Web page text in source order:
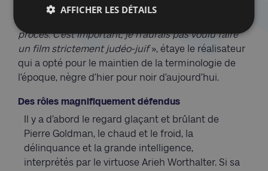
avait compris la proximité entre tous les opprimés.
procès. C’est important, je n’aurais pas voulu faire
un film strictement judéo-juif», étaye le réalisateur
qui a opté pour le maintien de la terminologie de
l’époque, nègre d’hier pour noir d’aujourd’hui.
Des rôles magnifiquement défendus
Il y a d’abord le regard glaçant et brûlant de
Pierre Goldman, le chaud et le froid, la
délinquance et la grande intelligence,
interprétés par le virtuose Arieh Worthalter. Si sa
AFFICHER LES DÉTAILS